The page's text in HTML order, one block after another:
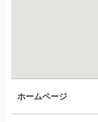
ホームページ